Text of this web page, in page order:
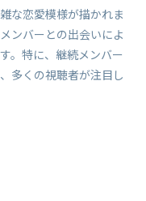
な恋愛模様が描かれま
ンバーとの出会いによ
。特に、継続メンバー
多くの視聴者が注目し